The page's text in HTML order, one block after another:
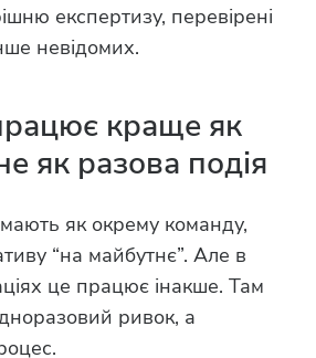
експертизу, перевірені
невідомих.
краще як
як разова подія
як окрему команду,
“на майбутнє”. Але в
це працює інакше. Там
ривок, а